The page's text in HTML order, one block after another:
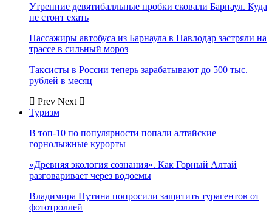
Утренние девятибалльные пробки сковали Барнаул. Куда
не стоит ехать
Пассажиры автобуса из Барнаула в Павлодар застряли на
трассе в сильный мороз
Таксисты в России теперь зарабатывают до 500 тыс.
рублей в месяц
Prev Next
Туризм
В топ-10 по популярности попали алтайские
горнолыжные курорты
«Древняя экология сознания». Как Горный Алтай
разговаривает через водоемы
Владимира Путина попросили защитить турагентов от
фототроллей